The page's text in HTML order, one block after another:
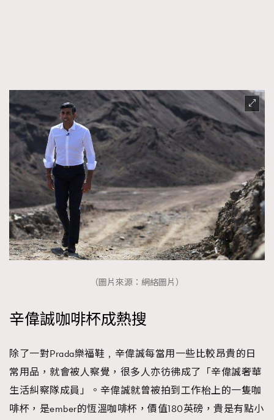
（圖片來源：網絡圖片）
辛偉誠咖啡杯成熱搜
除了一對Prada樂福鞋﹐辛偉誠每當用一些比較昂貴的日
常用品，就會被人察覺，很多人亦彷彿成了「辛偉誠奢華
生活糾察隊成員」。辛偉誠就曾被拍到工作枱上的一隻咖
啡杯，是ember的恆溫咖啡杯，價值180英磅，貴是有點小